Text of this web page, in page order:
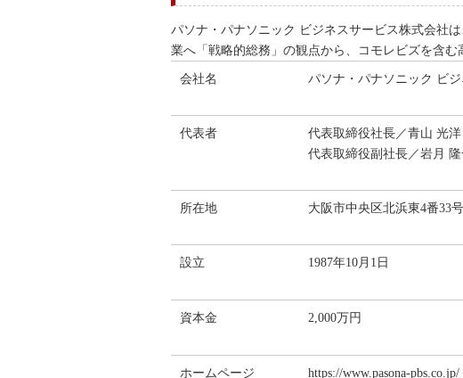
パソナ・パナソニック ビジネスサービス株式会社は
業へ「戦略的総務」の観点から、コモレビズを含む
会社名 パソナ・パナソニック ビ
代表者
代表取締役社長／青山 光洋
代表取締役副社長／岩月
所在地 大阪市中央区北浜東4番
設立 1987年10月1日
資本金 2,000万円
ホームページ https://www.pasona-pbs.co.jp/